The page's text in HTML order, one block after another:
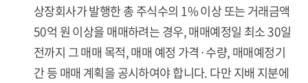
상장회사가 발행한 총 주식수의 1% 이상 또는 거래금액
50억 원 이상을 매매하려는 경우, 매매예정일 최소 30일
전까지 그 매매 목적, 매매 예정 가격·수량, 매매예정기
간 등 매매 계획을 공시하여야 합니다. 다만 지배 지분에